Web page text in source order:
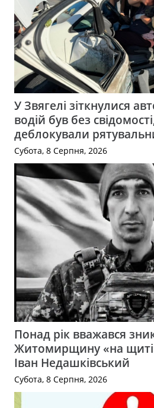
У Звягелі зіткнулися
водій був без
деблокували
Субота, 8 Серпня, 2026
Понад рік вважався
Житомирщину «на
Іван Недашківський
Субота, 8 Серпня, 2026